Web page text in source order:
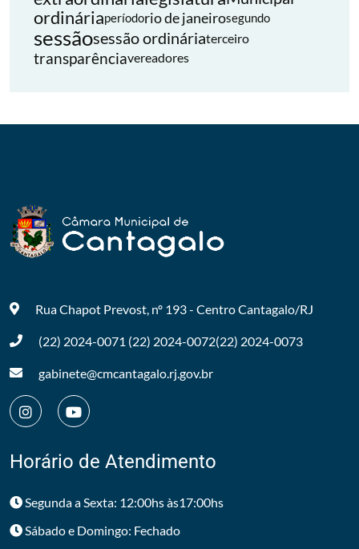
ordináriaperíodorio de janeirosegundo
sessãosessão ordináriaterceiro
transparênciavereadores
Rua Chapot Prevost, nº 193 - CentroCantagalo/RJ
(22) 2024-0071 (22) 2024-0072(22) 2024-0073
gabinete@cmcantagalo.rj.gov.br
Horário de Atendimento
Segunda a Sexta: 12:00hs às17:00hs
Sábado e Domingo: Fechado